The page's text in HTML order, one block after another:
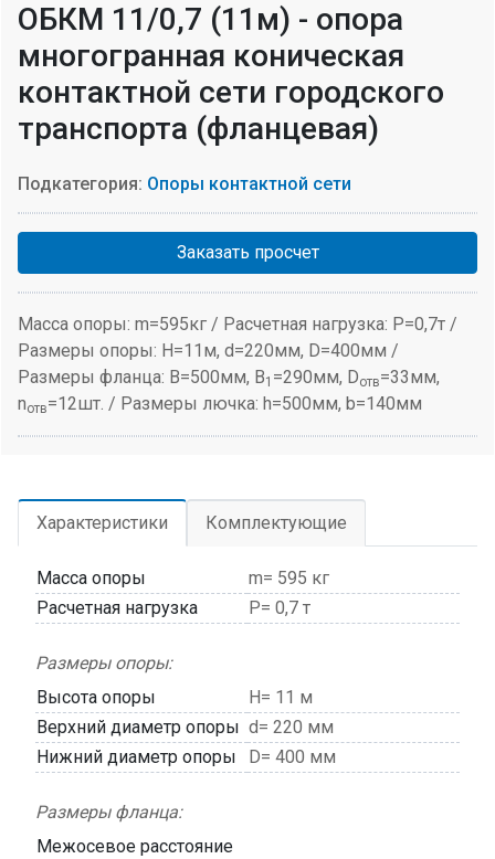
ОБКМ 11/0,7 (11м) - опора
многогранная коническая
контактной сети городского
транспорта (фланцевая)
Подкатегория: Опоры контактной сети
Заказать просчет
Масса опоры: m=595кг / Расчетная нагрузка: P=0,7т /
Размеры опоры: H=11м, d=220мм, D=400мм /
Размеры фланца: B=500мм, B1 =290мм, Dотв=33мм,
nотв=12шт. / Размеры лючка: h=500мм, b=140мм
Характеристики Комплектующие
Масса опоры
m= 595 кг
Расчетная нагрузка
P= 0,7 т
Размеры опоры:
Высота опоры
H= 11 м
Верхний диаметр опоры d= 220 мм
Нижний диаметр опоры
D= 400 мм
Размеры фланца:
Межосевое расстояние